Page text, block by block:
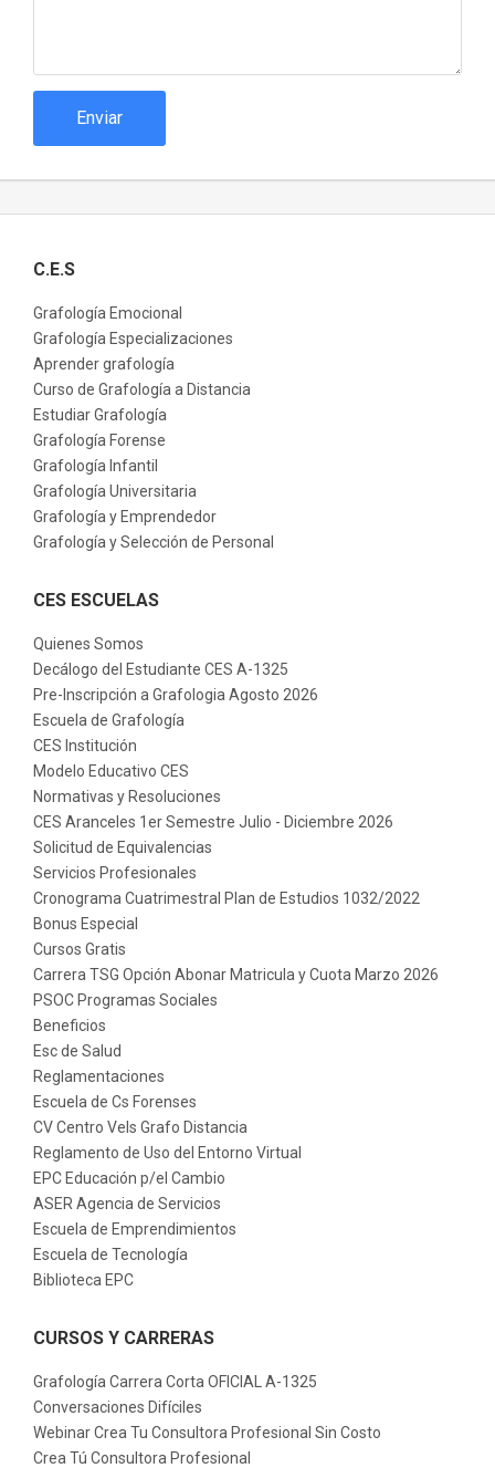
Enviar
C.E.S
Grafología Emocional
Grafología Especializaciones
Aprender grafología
Curso de Grafología a Distancia
Estudiar Grafología
Grafología Forense
Grafología Infantil
Grafología Universitaria
Grafología y Emprendedor
Grafología y Selección de Personal
CES ESCUELAS
Quienes Somos
Decálogo del Estudiante CES A-1325
Pre-Inscripción a Grafologia Agosto 2026
Escuela de Grafología
CES Institución
Modelo Educativo CES
Normativas y Resoluciones
CES Aranceles 1er Semestre Julio - Diciembre 2026
Solicitud de Equivalencias
Servicios Profesionales
Cronograma Cuatrimestral Plan de Estudios 1032/2022
Bonus Especial
Cursos Gratis
Carrera TSG Opción Abonar Matricula y Cuota Marzo 2026
PSOC Programas Sociales
Beneficios
Esc de Salud
Reglamentaciones
Escuela de Cs Forenses
CV Centro Vels Grafo Distancia
Reglamento de Uso del Entorno Virtual
EPC Educación p/el Cambio
ASER Agencia de Servicios
Escuela de Emprendimientos
Escuela de Tecnología
Biblioteca EPC
CURSOS Y CARRERAS
Grafología Carrera Corta OFICIAL A-1325
Conversaciones Difíciles
Webinar Crea Tu Consultora Profesional Sin Costo
Crea Tú Consultora Profesional